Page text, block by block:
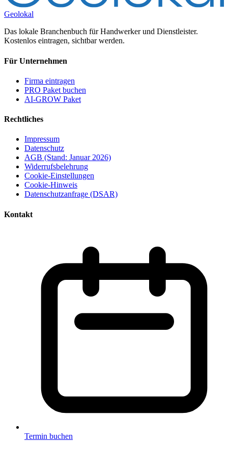
Geolokal
Das lokale Branchenbuch für Handwerker und Dienstleister.
Kostenlos eintragen, sichtbar werden.
Für Unternehmen
Firma eintragen
PRO Paket buchen
AI-GROW Paket
Rechtliches
Impressum
Datenschutz
AGB (Stand: Januar 2026)
Widerrufsbelehrung
Cookie-Einstellungen
Cookie-Hinweis
Datenschutzanfrage (DSAR)
Kontakt
Termin buchen